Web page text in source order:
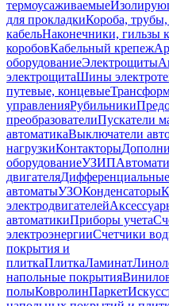
термоусаживаемые
для прокладкиКороба, трубы,
кабельНаконечники, гильзы
коробовКабельный крепеж
оборудованиеЭлектрощиты
электрощитаШины
путевые, концевые
управленияРубильники
преобразователиПускатели
автоматикаВыключатели
нагрузкиКонтакторы
оборудованиеУЗИП
двигателяДифференциальные
автоматыУЗОКонденсаторы
электродвигателей
автоматикиПриборы учета
электроэнергииСчетчики
покрытия и
плиткаПлиткаЛаминат
напольные покрытия
полыКовролинПаркет